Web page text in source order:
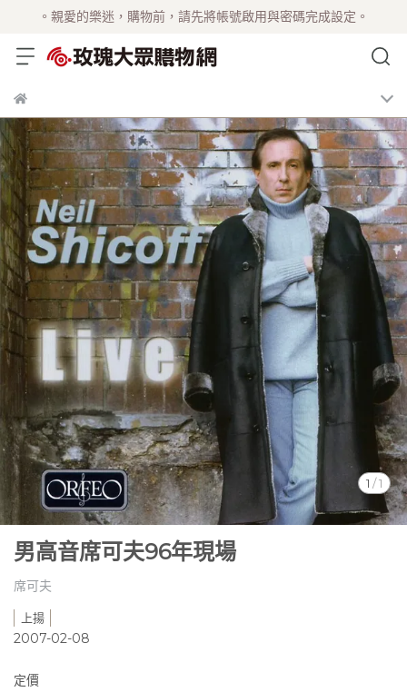
。親愛的樂迷，購物前，請先將帳號啟用與密碼完成設定。
1 /1
男高音席可夫96年現場
席可夫
上揚
2007-02-08
定價